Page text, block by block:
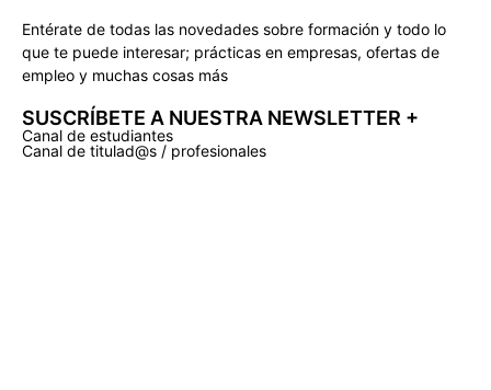
Entérate de todas las novedades sobre formación y todo lo
que te puede interesar; prácticas en empresas, ofertas de
empleo y muchas cosas más
SUSCRÍBETE A NUESTRA NEWSLETTER +​
Canal de estudiantes
Canal de titulad@s / profesionales